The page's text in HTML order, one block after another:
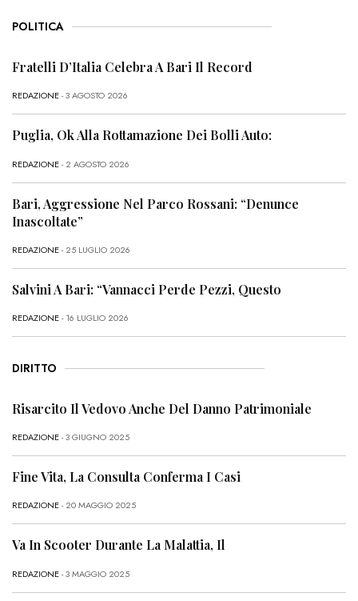
POLITICA
Fratelli D’Italia Celebra A Bari Il Record
REDAZIONE- 3 AGOSTO 2026
Puglia, Ok Alla Rottamazione Dei Bolli Auto:
REDAZIONE- 2 AGOSTO 2026
Bari, Aggressione Nel Parco Rossani: “Denunce
Inascoltate”
REDAZIONE- 25 LUGLIO 2026
Salvini A Bari: “Vannacci Perde Pezzi, Questo
REDAZIONE- 16 LUGLIO 2026
DIRITTO
Risarcito Il Vedovo Anche Del Danno Patrimoniale
REDAZIONE- 3 GIUGNO 2025
Fine Vita, La Consulta Conferma I Casi
REDAZIONE- 20 MAGGIO 2025
Va In Scooter Durante La Malattia, Il
REDAZIONE- 3 MAGGIO 2025